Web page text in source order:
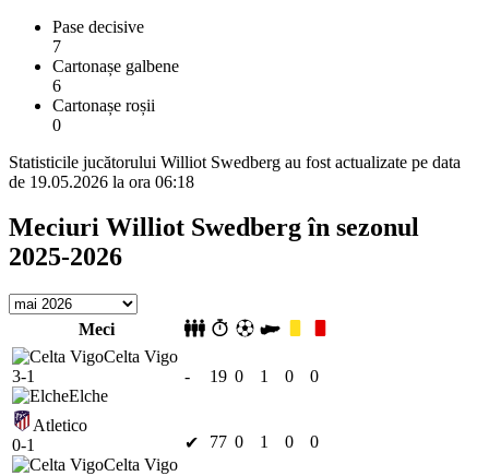
Pase decisive
7
Cartonașe galbene
6
Cartonașe roșii
0
Statisticile jucătorului Williot Swedberg au fost actualizate pe data
de 19.05.2026 la ora 06:18
Meciuri Williot Swedberg în sezonul
2025-2026
Meci
Celta Vigo
3-1
Elche
- 19 0 1 0 0
Atletico
0-1
Celta Vigo
✔ 77 0 1 0 0